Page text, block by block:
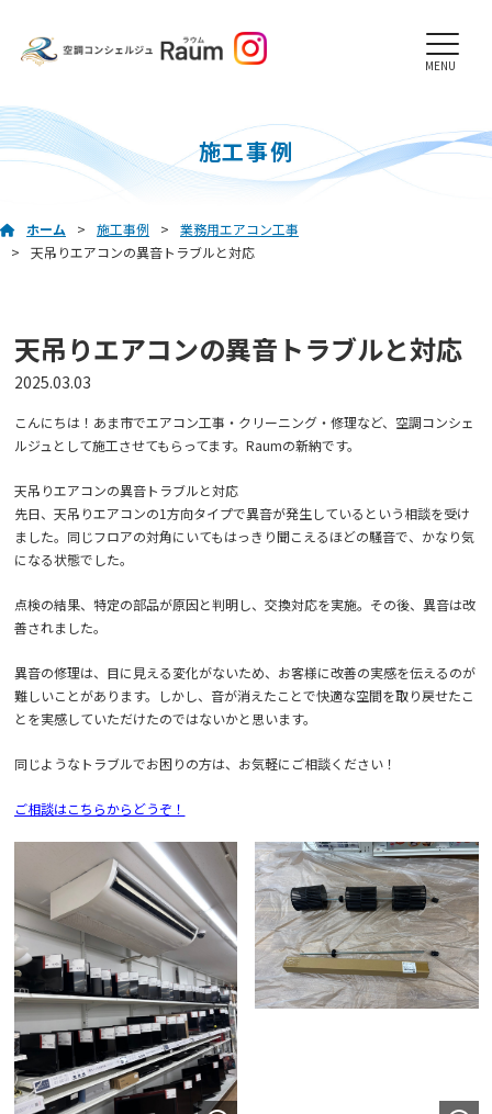
MENU
施工事例
ホーム 施工事例
業務用エアコン工事
天吊りエアコンの異音トラブルと対応
天吊りエアコンの異音トラブルと対応
2025.03.03
こんにちは！あま市でエアコン工事・クリーニング・修理など、空調コンシェ
ルジュとして施工させてもらってます。Raumの新納です。
天吊りエアコンの異音トラブルと対応
先日、天吊りエアコンの1方向タイプで異音が発生しているという相談を受け
ました。同じフロアの対角にいてもはっきり聞こえるほどの騒音で、かなり気
になる状態でした。
点検の結果、特定の部品が原因と判明し、交換対応を実施。その後、異音は改
善されました。
異音の修理は、目に見える変化がないため、お客様に改善の実感を伝えるのが
難しいことがあります。しかし、音が消えたことで快適な空間を取り戻せたこ
とを実感していただけたのではないかと思います。
同じようなトラブルでお困りの方は、お気軽にご相談ください！
ご相談はこちらからどうぞ！